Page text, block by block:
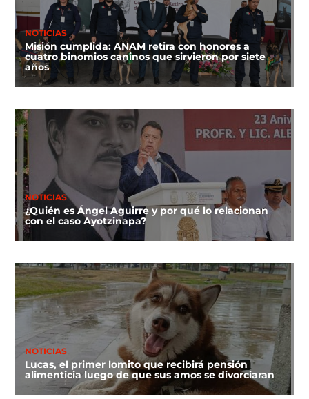
NOTICIAS
Misión cumplida: ANAM retira con honores a
cuatro binomios caninos que sirvieron por siete
años
NOTICIAS
¿Quién es Ángel Aguirre y por qué lo relacionan
con el caso Ayotzinapa?
NOTICIAS
Lucas, el primer lomito que recibirá pensión
alimenticia luego de que sus amos se divorciaran